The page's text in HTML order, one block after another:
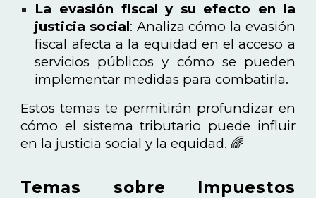
La evasión fiscal y su efecto en la
justicia social: Analiza cómo la evasión
fiscal afecta a la equidad en el acceso a
servicios públicos y cómo se pueden
implementar medidas para combatirla.
Estos temas te permitirán profundizar en
cómo el sistema tributario puede influir
en la justicia social y la equidad. 🌈
Temas sobre Impuestos